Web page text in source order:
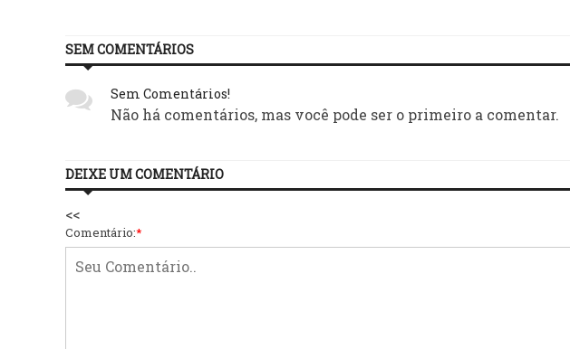
SEM COMENTÁRIOS
Sem Comentários!
Não há comentários, mas você pode ser o primeiro a comentar.
DEIXE UM COMENTÁRIO
<<
Comentário:*